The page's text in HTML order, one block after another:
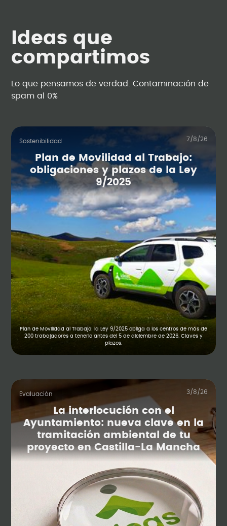
Ideas que
compartimos
Lo que pensamos de verdad. Contaminación de
spam al 0%
Sostenibilidad 7/8/26
Plan de Movilidad al Trabajo:
obligaciones y plazos de la Ley
9/2025
Plan de Movilidad al Trabajo: la Ley 9/2025 obliga a los centros de más de
200 trabajadores a tenerlo antes del 5 de diciembre de 2026. Claves y
plazos.
Evaluación 3/8/26
La interlocución con el
Ayuntamiento: nueva clave en la
tramitación ambiental de tu
proyecto en Castilla-La Mancha